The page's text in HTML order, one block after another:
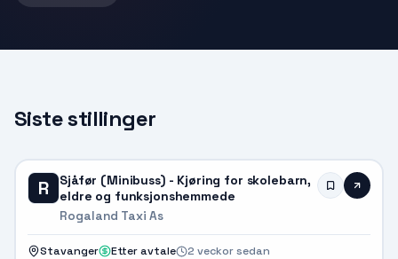
Siste stillinger
R
Sjåfør (Minibuss) - Kjøring for skolebarn,
eldre og funksjonshemmede
Rogaland Taxi As
Stavanger Etter avtale
2 veckor sedan